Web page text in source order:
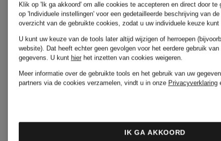
ANGELEGENHEIT
Blouses
Boss
Jurken
POMME
Laarsjes
Klik op 'Ik ga akkoord' om alle cookies te accepteren en direct door te
op 'Individuele instellingen' voor een gedetailleerde beschrijving van
overzicht van de gebruikte cookies, zodat u uw individuele keuze kunt
U kunt uw keuze van de tools later altijd wijzigen of herroepen
website). Dat heeft echter geen gevolgen voor het eerdere gebruik
gegevens. U kunt hierhet inzetten van cookies weigeren.
Meer informatie over de gebruikte tools en het gebruik van uw
partners via de cookies verzamelen, vindt u in onze Privacyverklaring
IK GA AKKOORD